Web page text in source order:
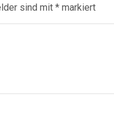
sind mit * markiert